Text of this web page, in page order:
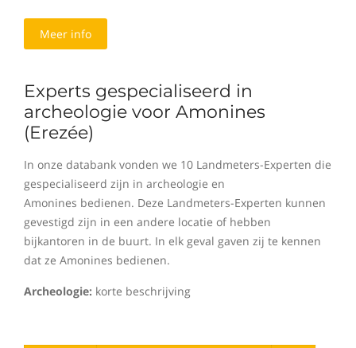
Meer info
Experts gespecialiseerd in
archeologie voor Amonines
(Erezée)
In onze databank vonden we 10 Landmeters-Experten die
gespecialiseerd zijn in archeologie en
Amonines bedienen. Deze Landmeters-Experten kunnen
gevestigd zijn in een andere locatie of hebben
bijkantoren in de buurt. In elk geval gaven zij te kennen
dat ze Amonines bedienen.
Archeologie: korte beschrijving